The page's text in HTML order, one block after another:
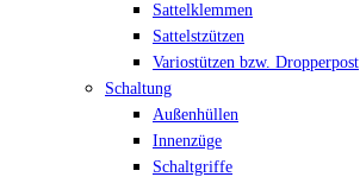
Sattelklemmen
Sattelstzützen
Variostützen bzw. Dropperpost
Schaltung
Außenhüllen
Innenzüge
Schaltgriffe